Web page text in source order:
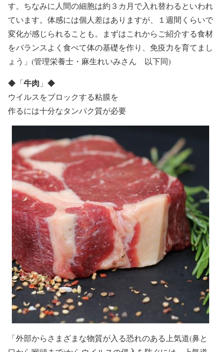
す。ちなみに人間の細胞は約３カ月で入れ替わるといわれ
ています。体感には個人差はありますが、１週間くらいで
変化が感じられることも。まずはこれからご紹介する食材
をバランスよく食べて体の基礎を作り、免疫力を育てまし
ょう」(管理栄養士・麻生れいみさん 以下同)
◆ 「牛肉 」 ◆
ウイルスをブロックする粘膜を
作るには十分なタンパク質が必要
「外部からさまざまな物質が入る恐れのある上気道(鼻と